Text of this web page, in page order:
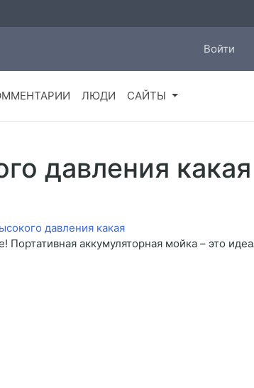
Войти
ЛЮДИ САЙТЫ
давления какая
аккумуляторная мойка – это